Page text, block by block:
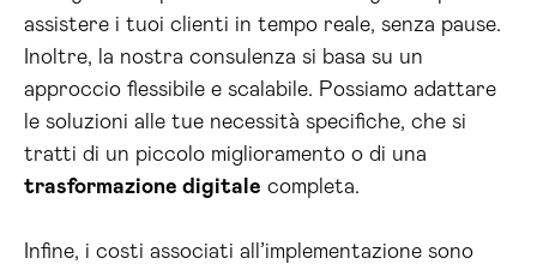
assistere i tuoi clienti in tempo reale, senza pause.
Inoltre, la nostra consulenza si basa su un
approccio flessibile e scalabile. Possiamo adattare
le soluzioni alle tue necessità specifiche, che si
tratti di un piccolo miglioramento o di una
trasformazione digitale completa.
Infine, i costi associati all’implementazione sono